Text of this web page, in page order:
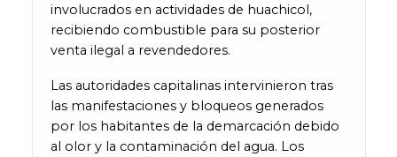
involucrados en actividades de huachicol,
recibiendo combustible para su posterior
venta ilegal a revendedores.
Las autoridades capitalinas intervinieron tras
las manifestaciones y bloqueos generados
por los habitantes de la demarcación debido
al olor y la contaminación del agua. Los